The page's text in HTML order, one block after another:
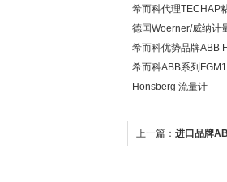
希而科代理TECHAP
德国Woerner/威纳计
希而科优势品牌ABB
希而科ABB系列
Honsberg 流量计
上一篇： 进口品牌